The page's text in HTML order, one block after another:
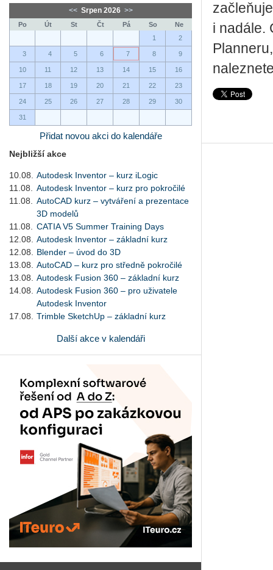
<< Srpen 2026 >>
Po Út St Čt Pá So
Ne
1
2
3 4 5 6 7 8 9
10 11 12 13 14 15 16
17 18 19 20 21 22 23
24 25 26 27 28 29 30
31
Přidat novou akci do kalendáře
Nejbližší akce
10.08.
Autodesk Inventor – kurz iLogic
11.08.
Autodesk Inventor – kurz pro pokročilé
11.08.
AutoCAD kurz – vytváření a prezentace
3D modelů
11.08.
CATIA V5 Summer Training Days
12.08.
Autodesk Inventor – základní kurz
12.08.
Blender – úvod do 3D
13.08.
AutoCAD – kurz pro středně pokročilé
13.08.
Autodesk Fusion 360 – základní kurz
14.08.
Autodesk Fusion 360 – pro uživatele
Autodesk Inventor
17.08.
Trimble SketchUp – základní kurz
Další akce v kalendáři
i nadále.